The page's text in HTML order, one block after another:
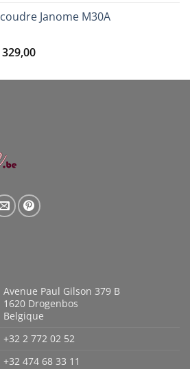
:
actuel
€ 809,00.
Janome M30A
Le
actuel
Avenue Paul Gilson 379 B
1620 Drogenbos
Belgique
+32 2 772 02 52
+32 474 68 33 11